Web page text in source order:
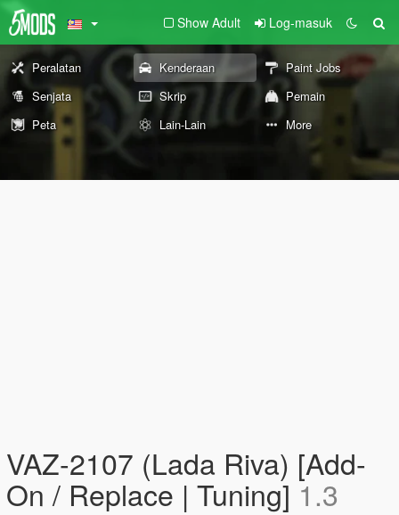
Show Adult Log-masuk
Peralatan Kenderaan
Paint Jobs
Senjata
Skrip
Pemain
Peta
Lain-Lain More
VAZ-2107 (Lada Riva) [Add-
On / Replace | Tuning] 1.3